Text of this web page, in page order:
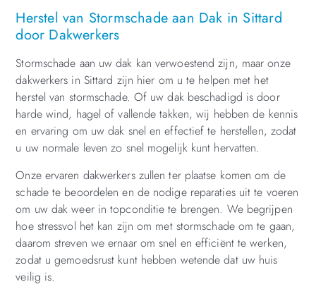
Herstel van Stormschade aan Dak in Sittard
door Dakwerkers
Stormschade aan uw dak kan verwoestend zijn, maar onze
dakwerkers in Sittard zijn hier om u te helpen met het
herstel van stormschade. Of uw dak beschadigd is door
harde wind, hagel of vallende takken, wij hebben de kennis
en ervaring om uw dak snel en effectief te herstellen, zodat
u uw normale leven zo snel mogelijk kunt hervatten.
Onze ervaren dakwerkers zullen ter plaatse komen om de
schade te beoordelen en de nodige reparaties uit te voeren
om uw dak weer in topconditie te brengen. We begrijpen
hoe stressvol het kan zijn om met stormschade om te gaan,
daarom streven we ernaar om snel en efficiënt te werken,
zodat u gemoedsrust kunt hebben wetende dat uw huis
veilig is.